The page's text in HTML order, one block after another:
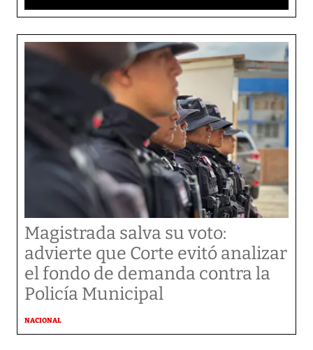
Magistrada salva su voto:
advierte que Corte evitó analizar
el fondo de demanda contra la
Policía Municipal
NACIONAL